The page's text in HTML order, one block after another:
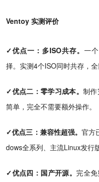
Ventoy 实测评价
✓优点一：多ISO共存。一
择。实测4个ISO同时共存，全
✓优点二：零学习成本。 制
简单，完全不需要额外操作。
✓优点三：兼容性超强。 官方
dows全系列、主流Linux发行
✓优点四：国产开源。 完全